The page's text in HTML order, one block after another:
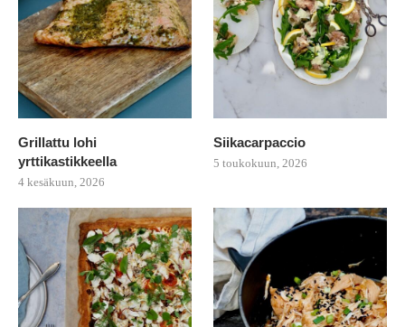
Grillattu lohi
yrttikastikkeella
4 kesäkuun, 2026
Siikacarpaccio
5 toukokuun, 2026